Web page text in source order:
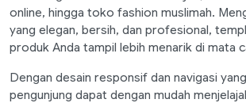
online, hingga toko fashion muslimah.
yang elegan, bersih, dan profesional,
produk Anda tampil lebih menarik di mata
Dengan desain responsif dan navigasi
pengunjung dapat dengan mudah